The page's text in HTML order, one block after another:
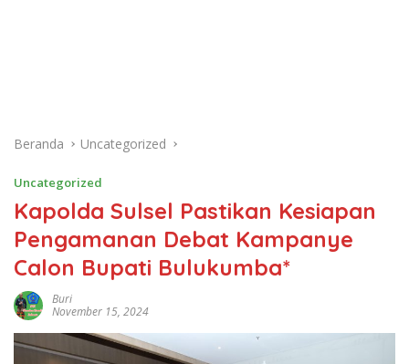
Beranda Uncategorized
Uncategorized
Kapolda Sulsel Pastikan Kesiapan
Pengamanan Debat Kampanye
Calon Bupati Bulukumba*
Buri
November 15, 2024